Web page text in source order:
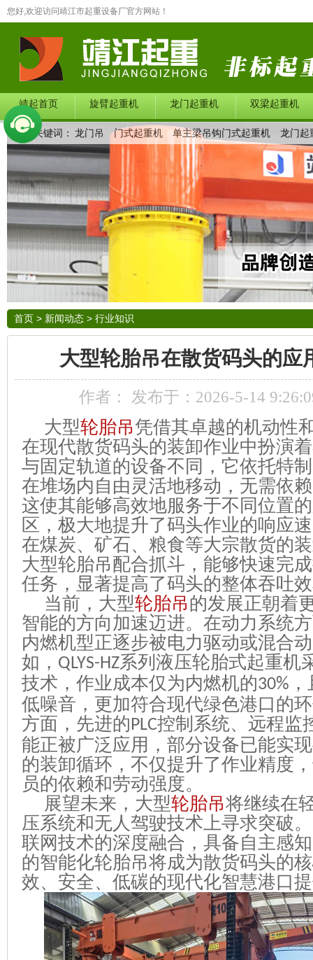
您好,欢迎访问靖江市起重设备厂官方网站！
靖起首页 旋臂起重机 龙门起重机 双梁起重机
在线留言 联系我们 产品中心
热门关键词： 龙门吊 门式起重机 单主梁吊钩门式起重机 龙门起
首页 > 新闻动态 > 行业知识
大型轮胎吊在散货码头的应
作者： 发布于：2026-5-14
大型轮胎吊凭借其卓越的机动性
在现代散货码头的装卸作业中扮演
与固定轨道的设备不同，它依托特
在堆场内自由灵活地移动，无需依
这使其能够高效地服务于不同位置
区，极大地提升了码头作业的响应
在煤炭、矿石、粮食等大宗散货的
大型轮胎吊配合抓斗，能够快速完
任务，显著提高了码头的整体吞吐
当前，大型轮胎吊的发展正朝着
智能的方向加速迈进。在动力系统
内燃机型正逐步被电力驱动或混合
如， QLYS-HZ系列液压轮胎式起重机
技术，作业成本仅为内燃机的30%
低噪音，更加符合现代绿色港口的
方面，先进的PLC控制系统、远程监
能正被广泛应用，部分设备已能实
的装卸循环，不仅提升了作业精度
员的依赖和劳动强度。
展望未来，大型轮胎吊将继续在
压系统和无人驾驶技术上寻求突破
联网技术的深度融合，具备自主感
的智能化轮胎吊将成为散货码头的
效、安全、低碳的现代化智慧港口